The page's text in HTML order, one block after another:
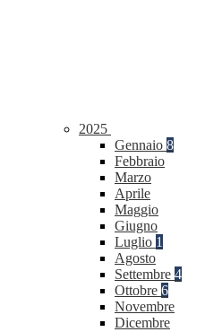
2025
Gennaio 8
Febbraio
Marzo
Aprile
Maggio
Giugno
Luglio 1
Agosto
Settembre 4
Ottobre 6
Novembre
Dicembre